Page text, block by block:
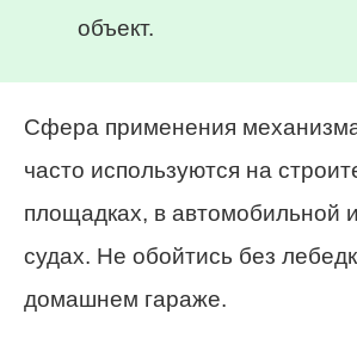
объект.
Сфера применения
часто используются на
площадках, в автомобильной
судах. Не обойтись без
домашнем гараже.